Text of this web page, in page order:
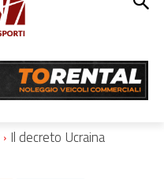
Il decreto Ucraina